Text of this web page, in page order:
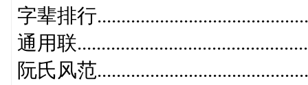
字辈排行
通用联
阮氏风范